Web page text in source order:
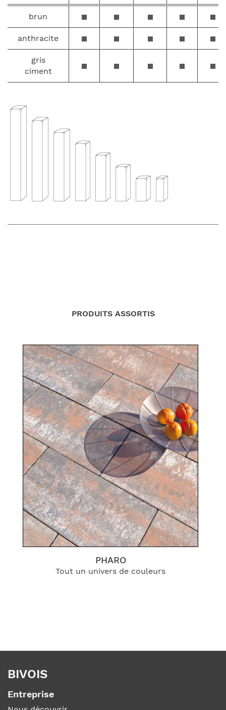
brun
anthracite
gris
ciment
PRODUITS ASSORTIS
PHARO
Tout un univers de couleurs
BIVOIS
Entreprise